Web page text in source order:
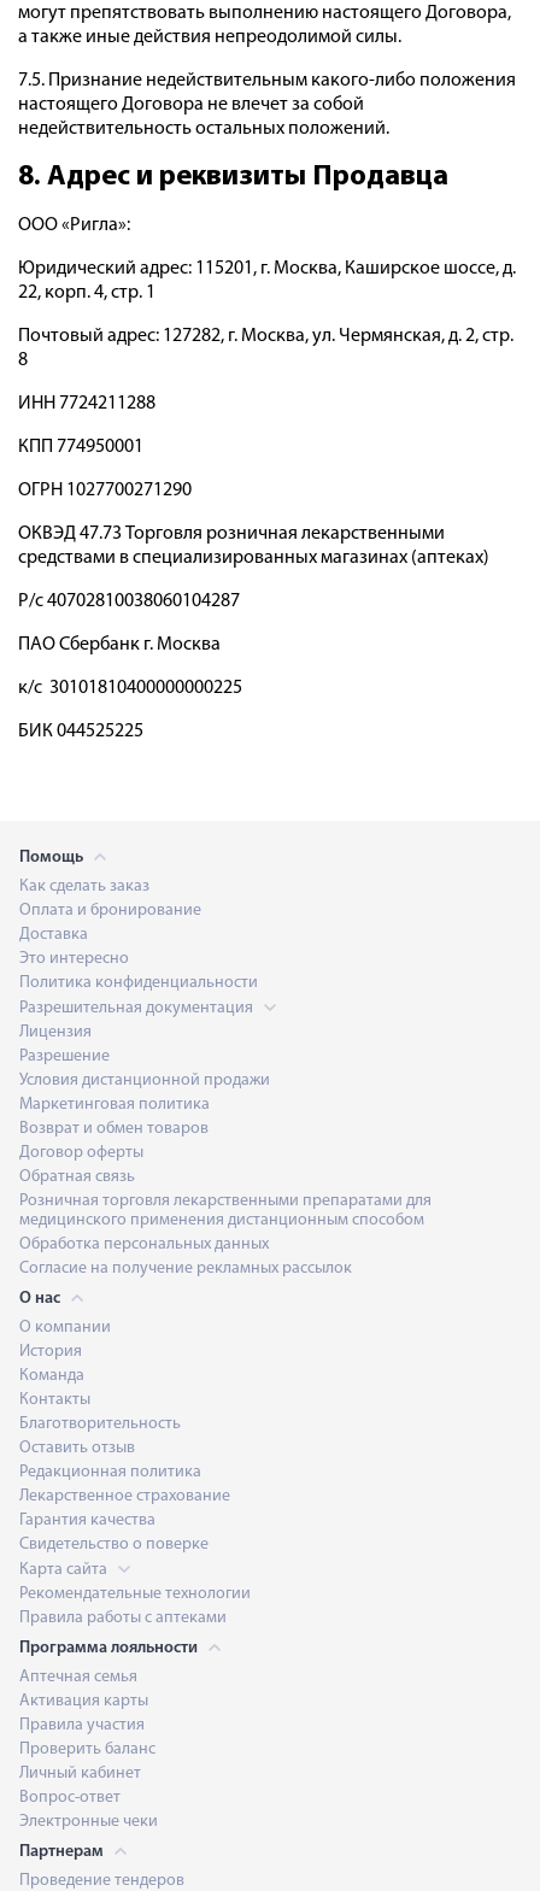
могут препятствовать выполнению настоящего Договора,
а также иные действия непреодолимой силы.
7.5. Признание недействительным какого-либо положения
настоящего Договора не влечет за собой
недействительность остальных положений.
8. Адрес и реквизиты Продавца
ООО «Ригла»:
Юридический адрес: 115201, г. Москва, Каширское шоссе, д.
22, корп. 4, стр. 1
Почтовый адрес: 127282, г. Москва, ул. Чермянская, д. 2, стр.
8
ИНН 7724211288
КПП 774950001
ОГРН 1027700271290
ОКВЭД 47.73 Торговля розничная лекарственными
средствами в специализированных магазинах (аптеках)
Р/с 40702810038060104287
ПАО Сбербанк г. Москва
к/с 30101810400000000225
БИК 044525225
Помощь
Как сделать заказ
Оплата и бронирование
Доставка
Это интересно
Политика конфиденциальности
Разрешительная документация
Лицензия
Разрешение
Условия дистанционной продажи
Маркетинговая политика
Возврат и обмен товаров
Договор оферты
Обратная связь
Розничная торговля лекарственными препаратами для
медицинского применения дистанционным способом
Обработка персональных данных
Согласие на получение рекламных рассылок
О нас
О компании
История
Команда
Контакты
Благотворительность
Оставить отзыв
Редакционная политика
Лекарственное страхование
Гарантия качества
Свидетельство о поверке
Карта сайта
Рекомендательные технологии
Правила работы с аптеками
Программа лояльности
Аптечная семья
Активация карты
Правила участия
Проверить баланс
Личный кабинет
Вопрос-ответ
Электронные чеки
Партнерам
Проведение тендеров